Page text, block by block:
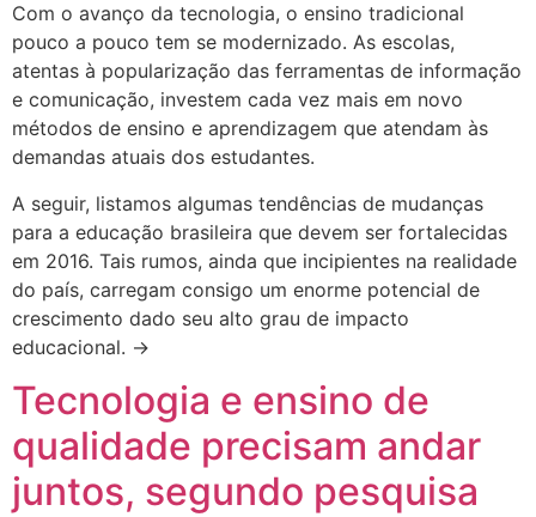
Com o avanço da tecnologia, o ensino tradicional
pouco a pouco tem se modernizado. As escolas,
atentas à popularização das ferramentas de informação
e comunicação, investem cada vez mais em novo
métodos de ensino e aprendizagem que atendam às
demandas atuais dos estudantes.
A seguir, listamos algumas tendências de mudanças
para a educação brasileira que devem ser fortalecidas
em 2016. Tais rumos, ainda que incipientes na realidade
do país, carregam consigo um enorme potencial de
crescimento dado seu alto grau de impacto
educacional. →
Tecnologia e ensino de
qualidade precisam andar
juntos, segundo pesquisa